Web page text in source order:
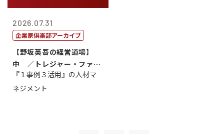
2026.07.31
企業家倶楽部アーカイブ
【野坂英吾の経営道場】
中 ／トレジャー・ファク
トリー社長野坂...
『１事例３活用』の人材マ
ネジメント